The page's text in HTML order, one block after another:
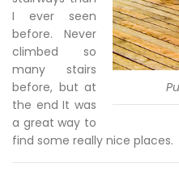
I ever seen
before. Never
climbed so
many stairs
before, but at
the end It was
a great way to
find some really nice places.